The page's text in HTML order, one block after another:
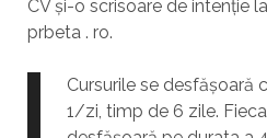
CV și-o scrisoare de intenție
prbeta . ro.
Cursurile se desfășoară
1/zi, timp de 6 zile.